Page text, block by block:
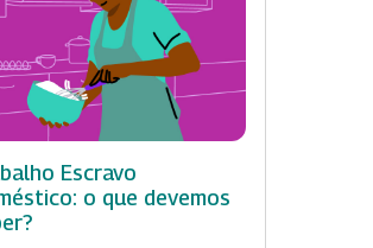
Escravo
o que devemos